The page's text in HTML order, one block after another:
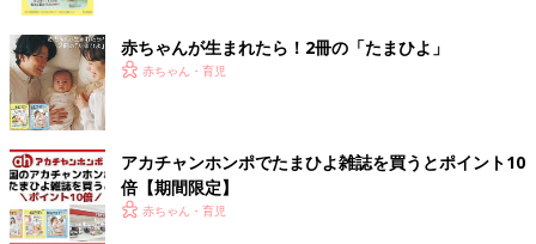
かず」なんて悪口も聞こえました。でも今では、「うどんや餃
子、炒飯も美味しい」とか「お弁当に自然解凍のフライが便利で
美味しい」、「冷凍野菜は小分けができて無駄にならなくて好
き」など、みなさん、お気に入りを挙げてくれますが、うまく説
明できる人が少ないですね。「凍っている食品？」 確かにそう
ですが単に凍らせただけではないのが冷凍食品なのです。
冷凍食品の条件の一つに、家庭ではできない急速凍結（例えば－
30℃以下、10分〜30分で完了）があります。これは食品の組織
赤ちゃんが生まれたら！2冊の「たまひよ」
赤ちゃん・育児
アカチャンホンポでたまひよ雑誌を買うとポイント10
倍【期間限定】
赤ちゃん・育児